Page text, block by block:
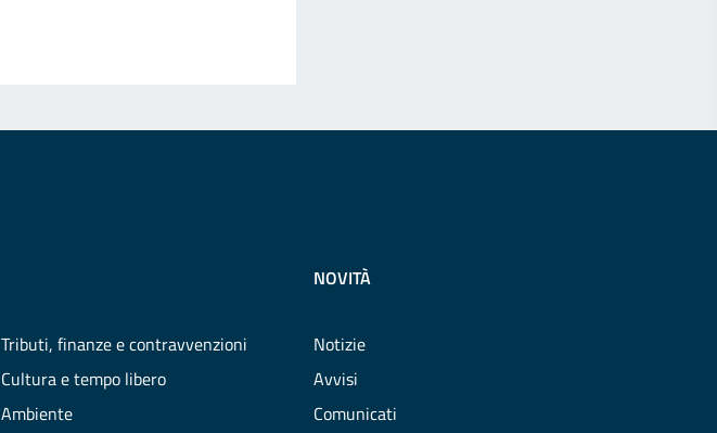
Tributi, finanze e contravvenzioni
Cultura e tempo libero
Ambiente
NOVITÀ
Notizie
Avvisi
Comunicati